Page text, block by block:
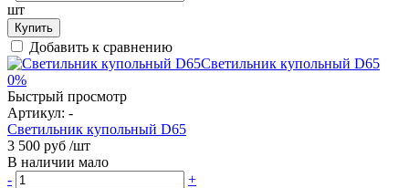
шт
Купить
Добавить к сравнению
0%
Быстрый просмотр
Артикул: -
Светильник купольный D65
3 500 руб /шт
В наличии мало
-
+